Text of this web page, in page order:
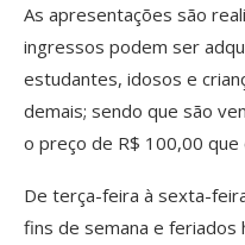
As apresentações são
ingressos podem ser
estudantes, idosos e
demais; sendo que são
o preço de R$ 100,00
De terça-feira à sexta-
fins de semana e feriados